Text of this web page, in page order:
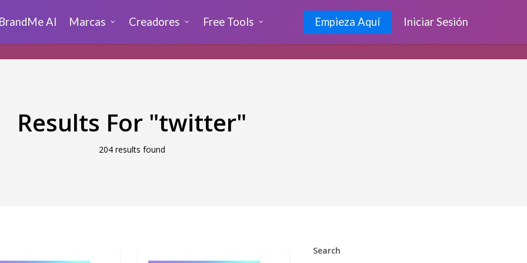
BrandMe AI Marcas Creadores Free Tools Empieza Aquí Iniciar Sesión
Results For "twitter"
204 results found
Search